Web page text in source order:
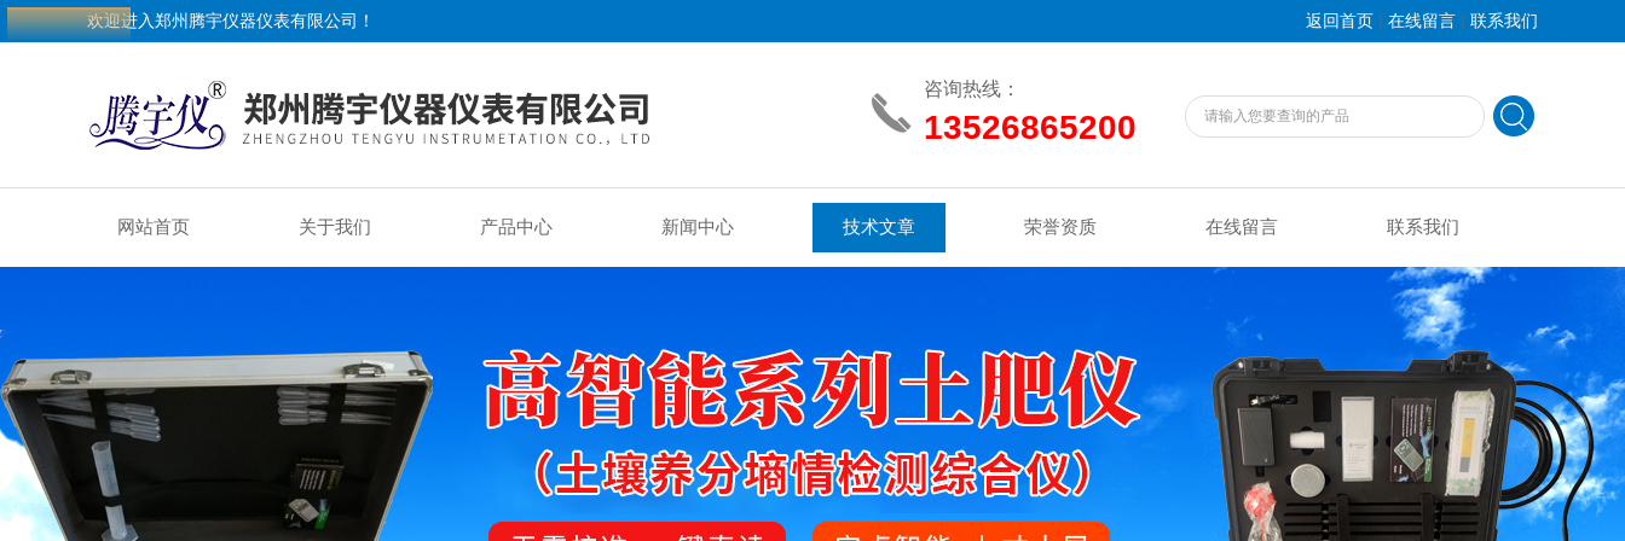
欢迎进入郑州腾宇仪器仪表有限公司！ 返回首页 | 在线留言 | 联系我们
咨询热线：
13526865200
网站首页 关于我们 产品中心 新闻中心 技术文章 荣誉资质 在线留言 联系我们